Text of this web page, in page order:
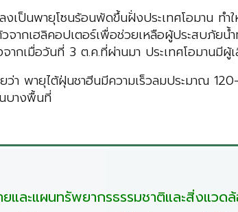
เป็นพายุโซนร้อนพัดขึ้นฝั่งประเทศโอมาน ทำ
จากเฮลิคอปเตอร์เพื่อช่วยเหลือผู้ประสบภั
กเมื่อวันที่ 3 ต.ค.ที่ผ่านมา ประเทศโอมานมี
า พายุไต้ฝุ่นชาฮีนมีความเร็วลมประมาณ
บางพื้นที่
และแผนทรัพยากรธรรมชาติและสิ่งแวด